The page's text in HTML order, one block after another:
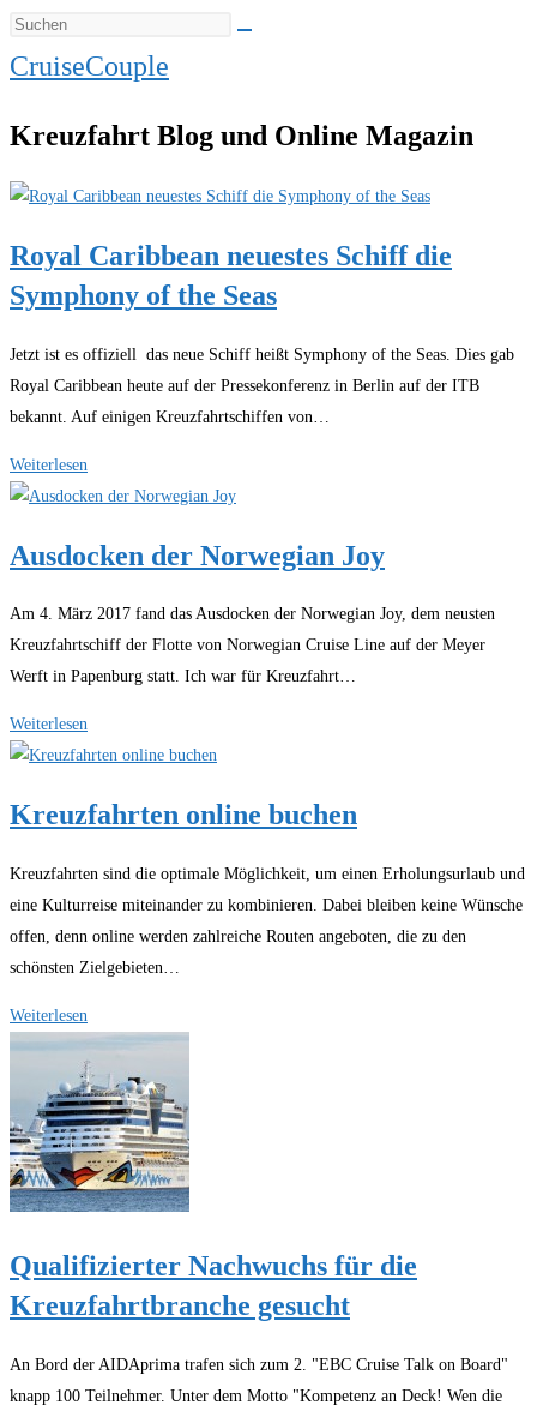
CruiseCouple
Kreuzfahrt Blog und Online Magazin
Royal Caribbean neuestes Schiff die
Symphony of the Seas
Jetzt ist es offiziell das neue Schiff heißt Symphony of the Seas. Dies gab
Royal Caribbean heute auf der Pressekonferenz in Berlin auf der ITB
bekannt. Auf einigen Kreuzfahrtschiffen von…
Weiterlesen
Caribbean
Schiff
Symphony
of
the
Ausdocken der Norwegian Joy
Am 4. März 2017 fand das Ausdocken der Norwegian Joy, dem neusten
Kreuzfahrtschiff der Flotte von Norwegian Cruise Line auf der Meyer
Werft in Papenburg statt. Ich war für Kreuzfahrt…
Weiterlesen
der
Joy
Kreuzfahrten online buchen
Kreuzfahrten sind die optimale Möglichkeit, um einen Erholungsurlaub und
eine Kulturreise miteinander zu kombinieren. Dabei bleiben keine Wünsche
offen, denn online werden zahlreiche Routen angeboten, die zu den
schönsten Zielgebieten…
Weiterlesen
online
buchen
Qualifizierter Nachwuchs für die
Kreuzfahrtbranche gesucht
An Bord der AIDAprima trafen sich zum 2. "EBC Cruise Talk on Board"
knapp 100 Teilnehmer. Unter dem Motto "Kompetenz an Deck! Wen die